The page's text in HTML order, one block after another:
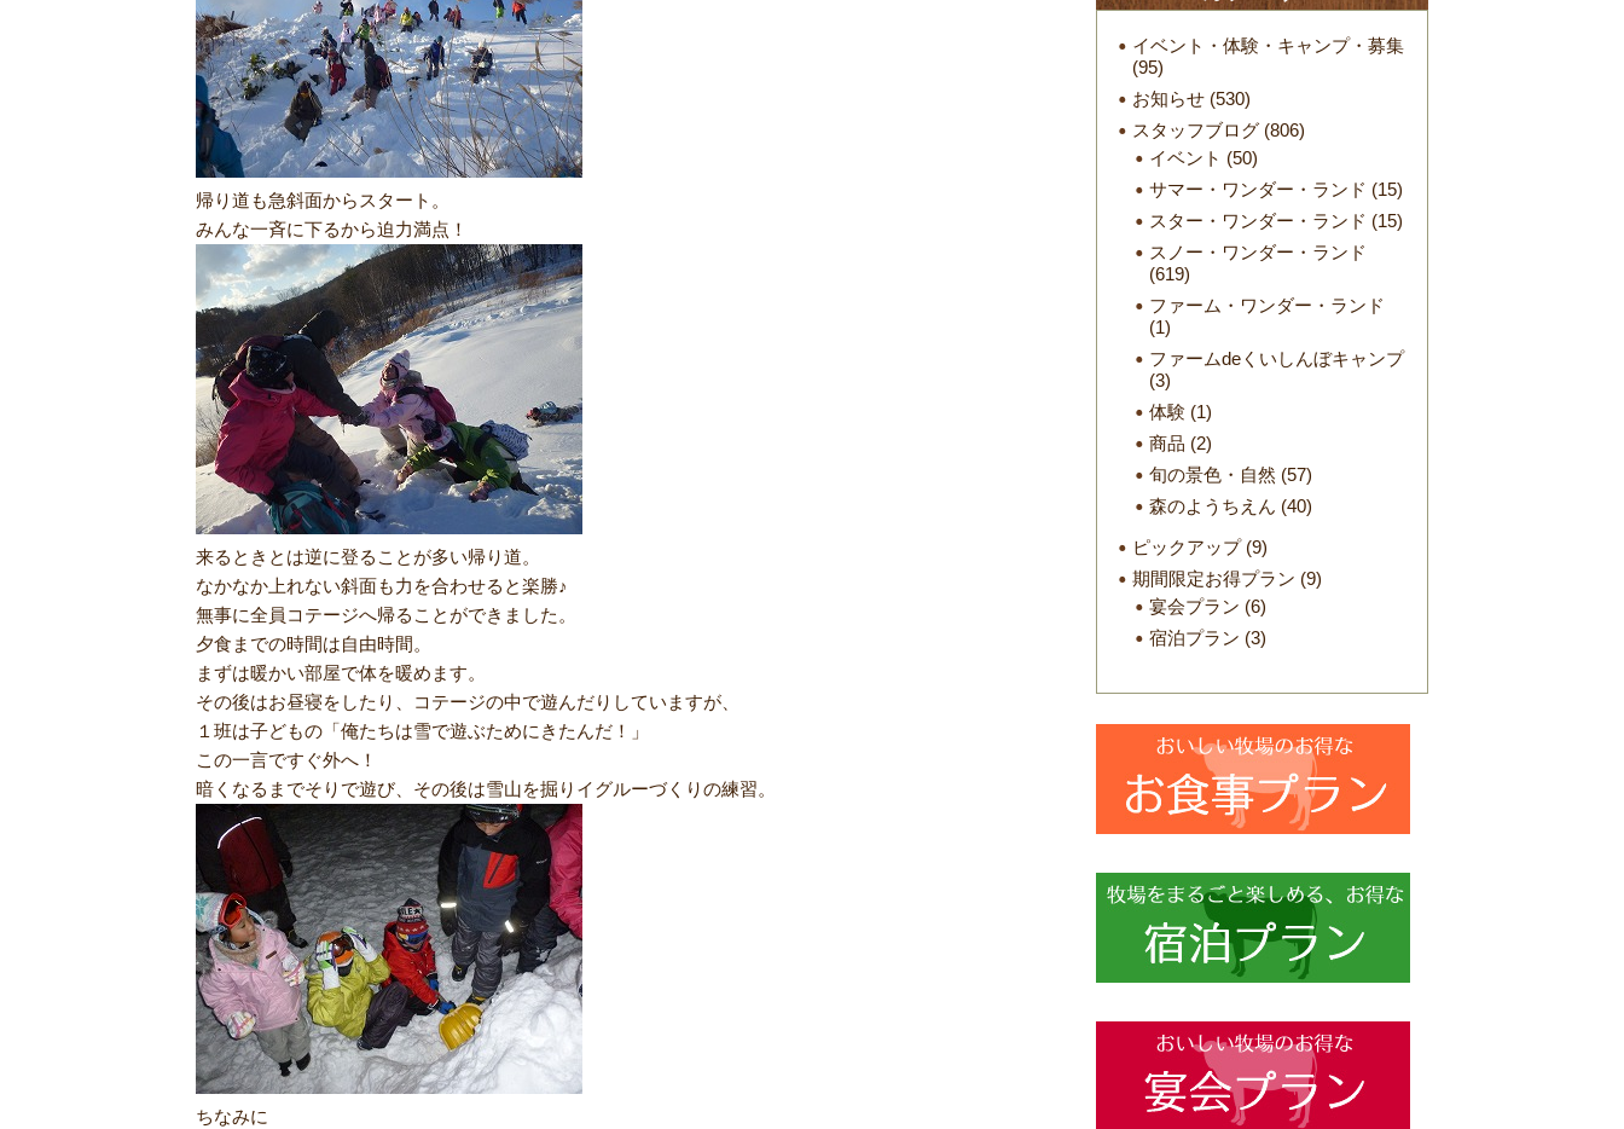
帰り道も急斜面からスタート。
みんな一斉に下るから迫力満点！
来るときとは逆に登ることが多い帰り道。
なかなか上れない斜面も力を合わせると楽勝♪
無事に全員コテージへ帰ることができました。
夕食までの時間は自由時間。
まずは暖かい部屋で体を暖めます。
その後はお昼寝をしたり、コテージの中で遊んだりしていますが、
１班は子どもの「俺たちは雪で遊ぶためにきたんだ！」
この一言ですぐ外へ！
暗くなるまでそりで遊び、その後は雪山を掘りイグルーづくりの練習。
ちなみに
イベント・体験・キャンプ・募集
(95)
お知らせ(530)
スタッフブログ(806)
イベント (50)
サマー・ワンダー・ランド (15)
スター・ワンダー・ランド (15)
スノー・ワンダー・ランド
(619)
ファーム・ワンダー・ランド
(1)
ファームdeくいしんぼキャンプ
(3)
体験 (1)
商品 (2)
旬の景色・自然 (57)
森のようちえん (40)
ピックアップ(9)
期間限定お得プラン (9)
宴会プラン (6)
宿泊プラン (3)